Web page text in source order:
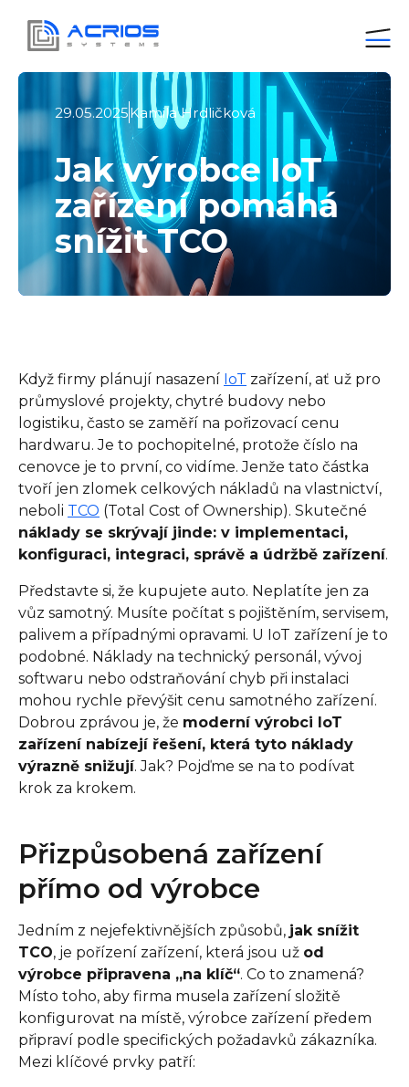
29.05.2025Kamila Hrdličková
Jak výrobce IoT
zařízení pomáhá
snížit TCO
Když firmy plánují nasazení IoT zařízení, ať už pro
průmyslové projekty, chytré budovy nebo
logistiku, často se zaměří na pořizovací cenu
hardwaru. Je to pochopitelné, protože číslo na
cenovce je to první, co vidíme. Jenže tato částka
tvoří jen zlomek celkových nákladů na vlastnictví,
neboli TCO (Total Cost of Ownership). Skutečné
náklady se skrývají jinde: v implementaci,
konfiguraci, integraci, správě a údržbě zařízení.
Představte si, že kupujete auto. Neplatíte jen za
vůz samotný. Musíte počítat s pojištěním, servisem,
palivem a případnými opravami. U IoT zařízení je to
podobné. Náklady na technický personál, vývoj
softwaru nebo odstraňování chyb při instalaci
mohou rychle převýšit cenu samotného zařízení.
Dobrou zprávou je, že moderní výrobci IoT
zařízení nabízejí řešení, která tyto náklady
výrazně snižují. Jak? Pojďme se na to podívat
krok za krokem.
Přizpůsobená zařízení
přímo od výrobce
Jedním z nejefektivnějších způsobů, jak snížit
TCO, je pořízení zařízení, která jsou už od
výrobce připravena „na klíč“. Co to znamená?
Místo toho, aby firma musela zařízení složitě
konfigurovat na místě, výrobce zařízení předem
připraví podle specifických požadavků zákazníka.
Mezi klíčové prvky patří: